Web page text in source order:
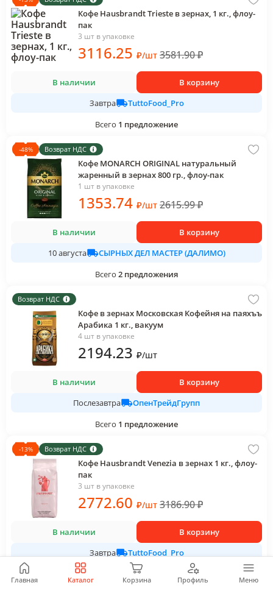
Главная Каталог Корзина Профиль Меню
Кофе Hausbrandt Trieste в зернах, 1 кг., флоу-
пак
3 шт в упаковке
3116.25 ₽/шт 3581.90₽
В наличии
В корзину
Завтра
TuttoFood_Pro
Всего 1 предложение
-48% Возврат НДС
Кофе MONARCH ORIGINAL натуральный
жаренный в зернах 800 гр., флоу-пак
1 шт в упаковке
1353.74 ₽/шт 2615.99₽
В наличии
В корзину
10 августа
СЫРНЫХ ДЕЛ МАСТЕР (ДАЛИМО)
Всего 2 предложения
Возврат НДС
Кофе в зернах Московская Кофейня на паяхъъ
Арабика 1 кг., вакуум
4 шт в упаковке
2194.23 ₽/шт
В наличии
В корзину
Послезавтра
ОпенТрейдГрупп
Всего 1 предложение
-13% Возврат НДС
Кофе Hausbrandt Venezia в зернах 1 кг., флоу-
пак
3 шт в упаковке
2772.60 ₽/шт 3186.90₽
В наличии
В корзину
Завтра
TuttoFood_Pro
предложение